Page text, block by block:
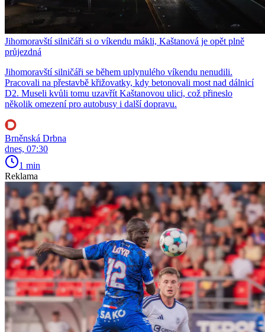
Jihomoravští silničáři si o víkendu mákli, Kaštanová je opět plně
průjezdná
Jihomoravští silničáři se během uplynulého víkendu nenudili.
Pracovali na přestavbě křižovatky, kdy betonovali most nad dálnicí
D2. Museli kvůli tomu uzavřít Kaštanovou ulici, což přineslo
několik omezení pro autobusy i další dopravu.
Brněnská Drbna
dnes, 07:30
1 min
Reklama